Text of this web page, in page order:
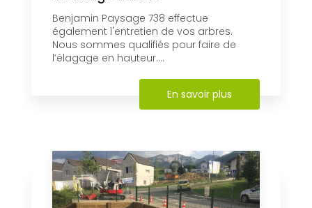
Benjamin Paysage 738 effectue
également l'entretien de vos arbres.
Nous sommes qualifiés pour faire de
l’élagage en hauteur....
En savoir plus